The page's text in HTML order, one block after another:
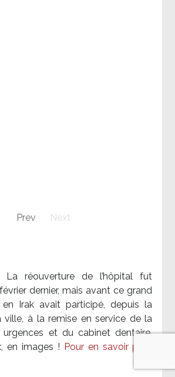
Prev Next
La réouverture de l’hôpital fut
dernier, mais avant ce grand
en Irak avait participé, depuis la
ville, à la remise en service de la
urgences et du cabinet dentaire.
en images ! Pour en savoir plus,